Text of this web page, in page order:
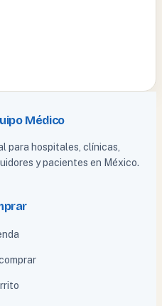
Médico
para hospitales, clínicas,
y pacientes en México.